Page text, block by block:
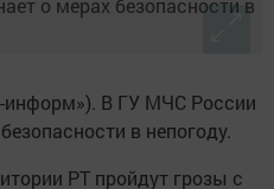
информ»). В ГУ МЧС России
в непогоду.
РТ пройдут грозы с